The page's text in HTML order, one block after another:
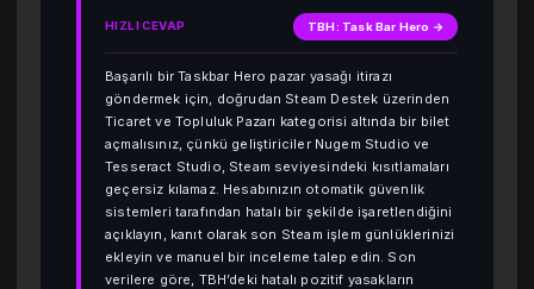
HIZLI CEVAP TBH: Task Bar Hero →
Başarılı bir Taskbar Hero pazar yasağı itirazı
göndermek için, doğrudan Steam Destek üzerinden
Ticaret ve Topluluk Pazarı kategorisi altında bir bilet
açmalısınız, çünkü geliştiriciler Nugem Studio ve
Tesseract Studio, Steam seviyesindeki kısıtlamaları
geçersiz kılamaz. Hesabınızın otomatik güvenlik
sistemleri tarafından hatalı bir şekilde işaretlendiğini
açıklayın, kanıt olarak son Steam işlem günlüklerinizi
ekleyin ve manuel bir inceleme talep edin. Son
verilere göre, TBH’deki hatalı pozitif yasakların